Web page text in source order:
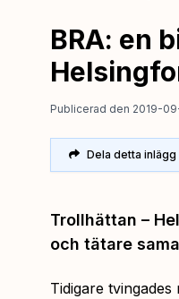
BRA: en
Publicerad den 2019-
Dela detta inlägg
Trollhättan –
och tätare
Tidigare